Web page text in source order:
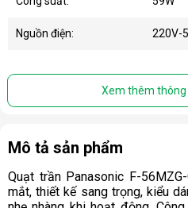
Nguồn điện: 220V-
Xem thêm
Mô tả sản phẩm
Quạt trần Panasonic F-
mắt, thiết kế sang trọng, kiểu